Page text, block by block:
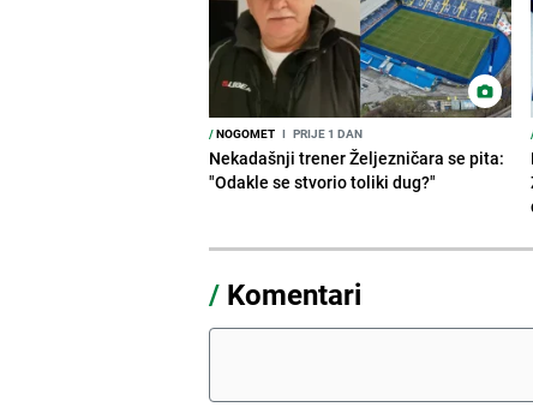
/NOGOMET I PRIJE 1 DAN
Nekadašnji trener Željezničara se pita:
"Odakle se stvorio toliki dug?"
/ Komentari